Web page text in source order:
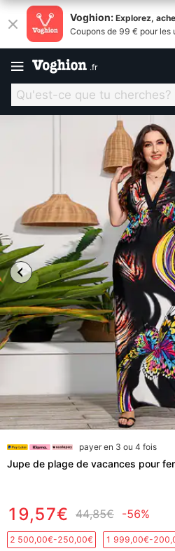
Voghion: Explorez,
Coupons de 99 € pour les
.fr
payer en 3 ou 4 fois
Jupe de plage de vacances pour
19,57€ 44,85€ -56%
2 500,00€-250,00€ 1 999,00€-